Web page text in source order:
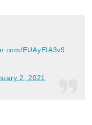
EUAyEIA3v9
2, 2021